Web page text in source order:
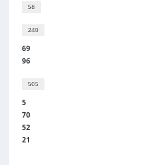
58
240
69
96
505
5
70
52
21